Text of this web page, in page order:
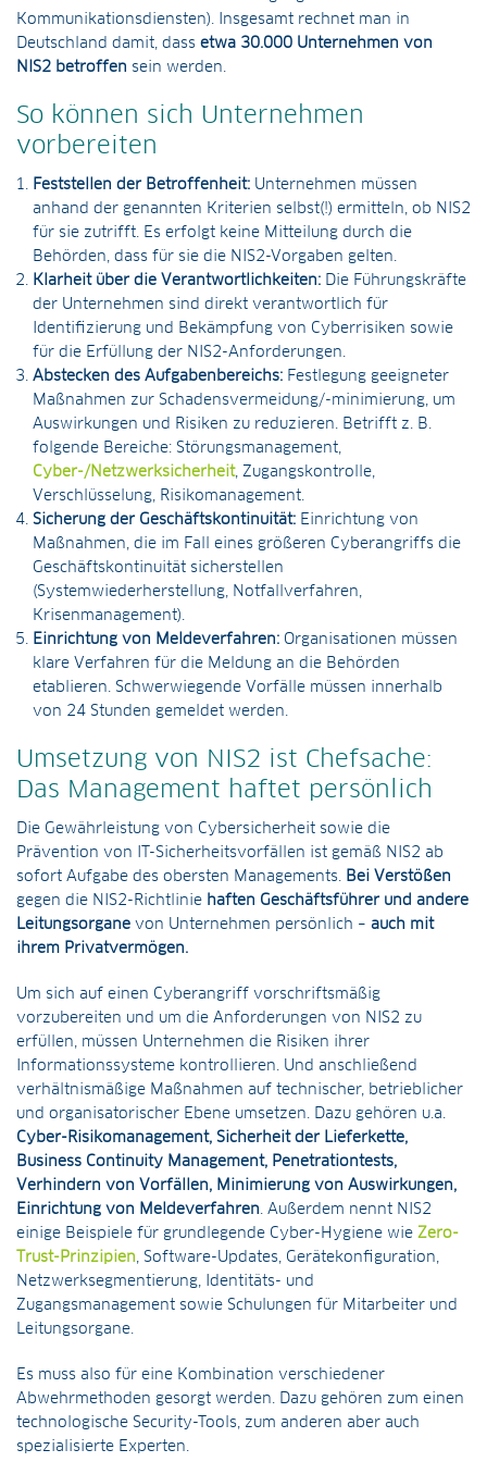
Kommunikationsdiensten). Insgesamt rechnet man in
Deutschland damit, dass etwa 30.000 Unternehmen von
NIS2 betroffen sein werden.
So können sich Unternehmen
vorbereiten
Feststellen der Betroffenheit: Unternehmen müssen
anhand der genannten Kriterien selbst(!) ermitteln, ob NIS2
für sie zutrifft. Es erfolgt keine Mitteilung durch die
Behörden, dass für sie die NIS2-Vorgaben gelten.
Klarheit über die Verantwortlichkeiten: Die Führungskräfte
der Unternehmen sind direkt verantwortlich für
Identifizierung und Bekämpfung von Cyberrisiken sowie
für die Erfüllung der NIS2-Anforderungen.
Abstecken des Aufgabenbereichs: Festlegung geeigneter
Maßnahmen zur Schadensvermeidung/-minimierung, um
Auswirkungen und Risiken zu reduzieren. Betrifft z. B.
folgende Bereiche: Störungsmanagement,
Cyber-/Netzwerksicherheit, Zugangskontrolle,
Verschlüsselung, Risikomanagement.
Sicherung der Geschäftskontinuität: Einrichtung von
Maßnahmen, die im Fall eines größeren Cyberangriffs die
Geschäftskontinuität sicherstellen
(Systemwiederherstellung, Notfallverfahren,
Krisenmanagement).
Einrichtung von Meldeverfahren: Organisationen müssen
klare Verfahren für die Meldung an die Behörden
etablieren. Schwerwiegende Vorfälle müssen innerhalb
von 24 Stunden gemeldet werden.
Umsetzung von NIS2 ist Chefsache:
Das Management haftet persönlich
Die Gewährleistung von Cybersicherheit sowie die
Prävention von IT-Sicherheitsvorfällen ist gemäß NIS2 ab
sofort Aufgabe des obersten Managements. Bei Verstößen
gegen die NIS2-Richtlinie haften Geschäftsführer und andere
Leitungsorgane von Unternehmen persönlich – auch mit
ihrem Privatvermögen.
Um sich auf einen Cyberangriff vorschriftsmäßig
vorzubereiten und um die Anforderungen von NIS2 zu
erfüllen, müssen Unternehmen die Risiken ihrer
Informationssysteme kontrollieren. Und anschließend
verhältnismäßige Maßnahmen auf technischer, betrieblicher
und organisatorischer Ebene umsetzen. Dazu gehören u.a.
Cyber-Risikomanagement, Sicherheit der Lieferkette,
Business Continuity Management, Penetrationtests,
Verhindern von Vorfällen, Minimierung von Auswirkungen,
Einrichtung von Meldeverfahren. Außerdem nennt NIS2
einige Beispiele für grundlegende Cyber-Hygiene wie Zero-
Trust-Prinzipien, Software-Updates, Gerätekonfiguration,
Netzwerksegmentierung, Identitäts- und
Zugangsmanagement sowie Schulungen für Mitarbeiter und
Leitungsorgane.
Es muss also für eine Kombination verschiedener
Abwehrmethoden gesorgt werden. Dazu gehören zum einen
technologische Security-Tools, zum anderen aber auch
spezialisierte Experten.